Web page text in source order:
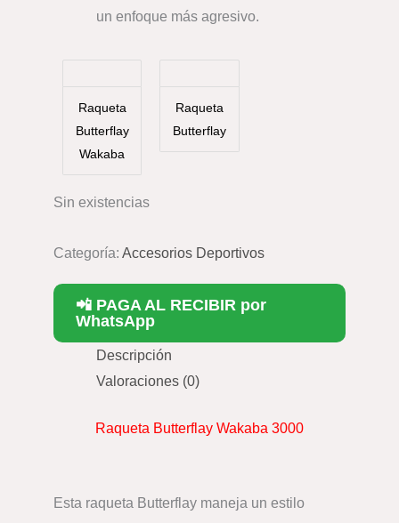
un enfoque más agresivo.
Raqueta
Butterflay
Wakaba
Raqueta
Butterflay
Sin existencias
Categoría: Accesorios Deportivos
📲 PAGA AL RECIBIR por
WhatsApp
Descripción
Valoraciones (0)
Raqueta Butterflay Wakaba 3000
Esta raqueta Butterflay maneja un estilo